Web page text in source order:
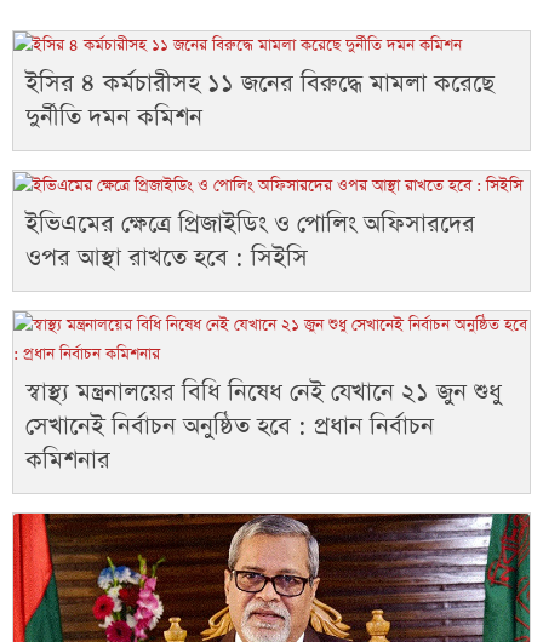
ইসির ৪ কর্মচারীসহ ১১ জনের বিরুদ্ধে মামলা করেছে
দুর্নীতি দমন কমিশন
ইভিএমের ক্ষেত্রে প্রিজাইডিং ও পোলিং অফিসারদের
ওপর আস্থা রাখতে হবে : সিইসি
স্বাস্থ্য মন্ত্রনালয়ের বিধি নিষেধ নেই যেখানে ২১ জুন শুধু
সেখানেই নির্বাচন অনুষ্ঠিত হবে : প্রধান নির্বাচন
কমিশনার